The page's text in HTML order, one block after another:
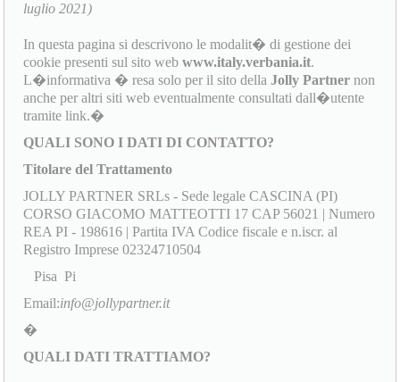
luglio 2021)
In questa pagina si descrivono le modalit� di gestione dei
cookie presenti sul sito webwww.italy.verbania.it.
L�informativa � resa solo per il sito dellaJolly Partner non
anche per altri siti web eventualmente consultati dall�utente
tramite link.�
QUALI SONO I DATI DI CONTATTO?
Titolare del Trattamento
JOLLY PARTNER SRLs - Sede legale CASCINA (PI)
CORSO GIACOMO MATTEOTTI 17 CAP 56021 | Numero
REA PI - 198616 | Partita IVA Codice fiscale e n.iscr. al
Registro Imprese 02324710504
Pisa Pi
Email:info@jollypartner.it
�
QUALI DATI TRATTIAMO?